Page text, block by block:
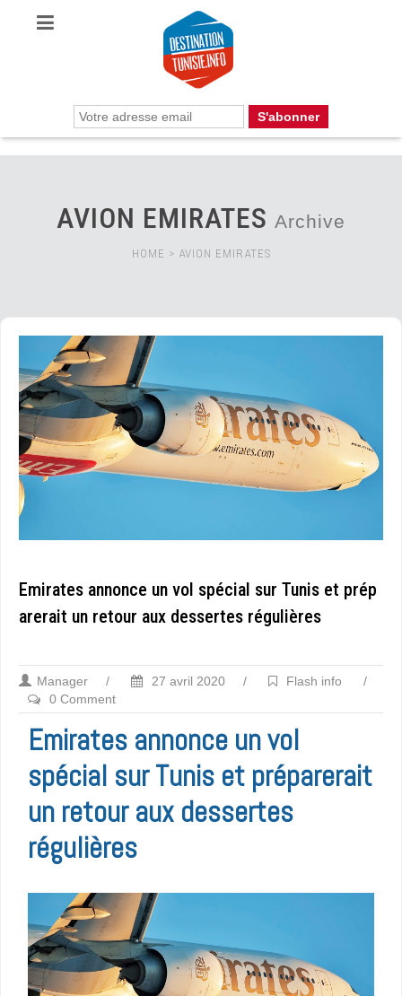
AVION EMIRATES Archive
HOME > AVION EMIRATES
Emirates annonce un vol spécial sur Tunis et prép
arerait un retour aux dessertes régulières
Manager / 27 avril 2020 / Flash info
/
0 Comment
Emirates annonce un vol
spécial sur Tunis et préparerait
un retour aux dessertes
régulières